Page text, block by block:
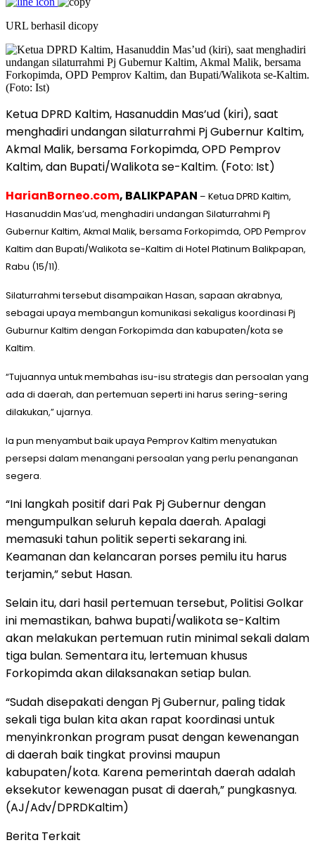
URL berhasil dicopy
Ketua DPRD Kaltim, Hasanuddin Mas’ud (kiri), saat
menghadiri undangan silaturrahmi Pj Gubernur Kaltim,
Akmal Malik, bersama Forkopimda, OPD Pemprov
Kaltim, dan Bupati/Walikota se-Kaltim. (Foto: Ist)
HarianBorneo.com, BALIKPAPAN – Ketua DPRD Kaltim,
Hasanuddin Mas’ud, menghadiri undangan Silaturrahmi Pj
Gubernur Kaltim, Akmal Malik, bersama Forkopimda, OPD Pemprov
Kaltim dan Bupati/Walikota se-Kaltim di Hotel Platinum Balikpapan,
Rabu (15/11).
Silaturrahmi tersebut disampaikan Hasan, sapaan akrabnya,
sebagai upaya membangun komunikasi sekaligus koordinasi Pj
Guburnur Kaltim dengan Forkopimda dan kabupaten/kota se
Kaltim.
“Tujuannya untuk membahas isu-isu strategis dan persoalan yang
ada di daerah, dan pertemuan seperti ini harus sering-sering
dilakukan,” ujarnya.
Ia pun menyambut baik upaya Pemprov Kaltim menyatukan
persepsi dalam menangani persoalan yang perlu penanganan
segera.
“Ini langkah positif dari Pak Pj Gubernur dengan
mengumpulkan seluruh kepala daerah. Apalagi
memasuki tahun politik seperti sekarang ini.
Keamanan dan kelancaran porses pemilu itu harus
terjamin,” sebut Hasan.
Selain itu, dari hasil pertemuan tersebut, Politisi Golkar
ini memastikan, bahwa bupati/walikota se-Kaltim
akan melakukan pertemuan rutin minimal sekali dalam
tiga bulan. Sementara itu, lertemuan khusus
Forkopimda akan dilaksanakan setiap bulan.
“Sudah disepakati dengan Pj Gubernur, paling tidak
sekali tiga bulan kita akan rapat koordinasi untuk
menyinkronkan program pusat dengan kewenangan
di daerah baik tingkat provinsi maupun
kabupaten/kota. Karena pemerintah daerah adalah
eksekutor kewenagan pusat di daerah,” pungkasnya.
(AJ/Adv/DPRDKaltim)
Berita Terkait